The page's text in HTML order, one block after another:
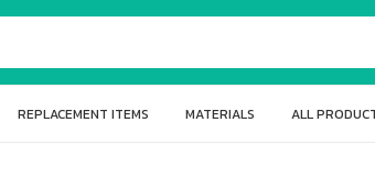
REPLACEMENT ITEMS MATERIALS ALL